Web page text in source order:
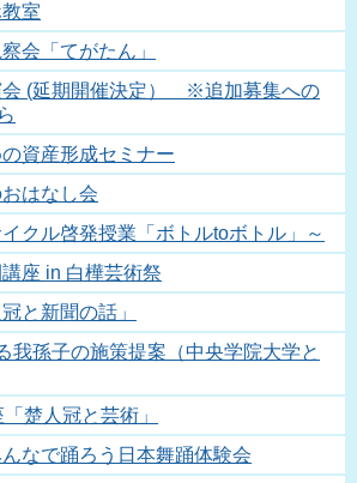
室
会「てがたん」
会 (延期開催決定） ※追加募集への
資産形成セミナー
はなし会
クル啓発授業「ボトルtoボトル」～
座 in 白樺芸術祭
と新聞の話」
我孫子の施策提案（中央学院大学と
楚人冠と芸術」
なで踊ろう日本舞踊体験会